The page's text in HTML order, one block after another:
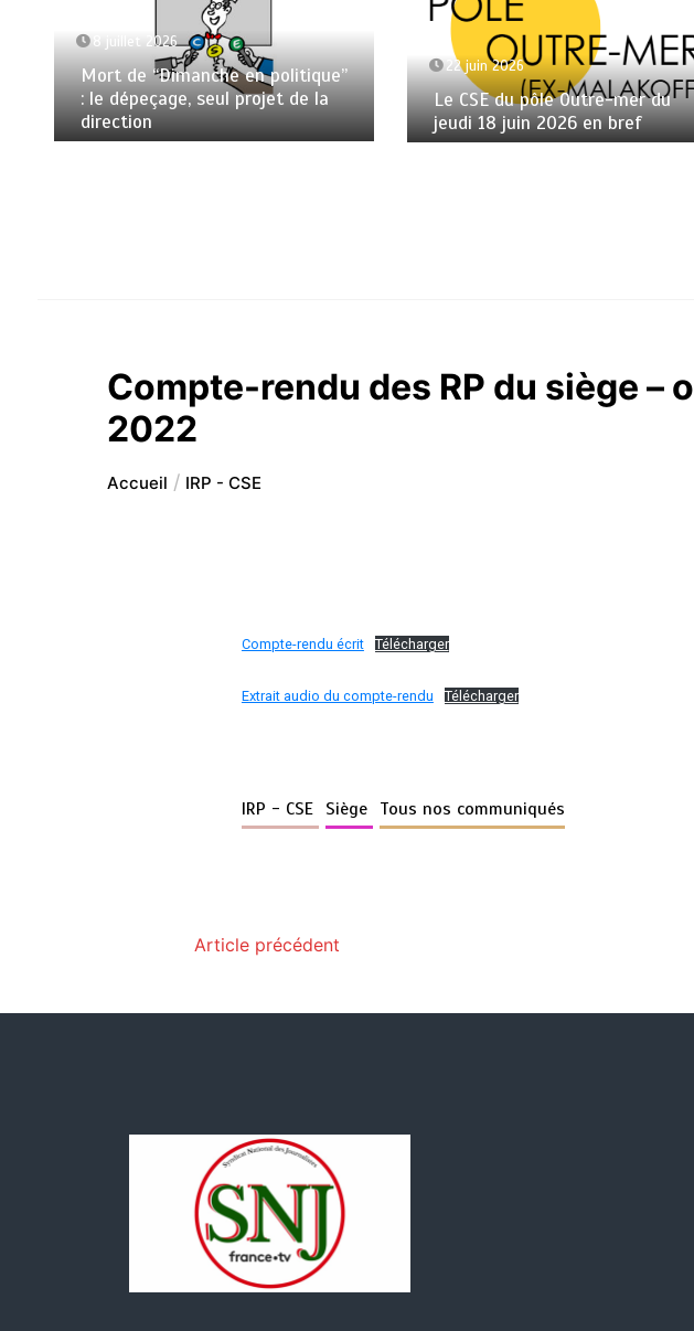
8 juillet 2026
Mort de “Dimanche en politique”
: le dépeçage, seul projet de la
direction
22 juin 2026
Le CSE du pôle Outre-mer du
jeudi 18 juin 2026 en bref
Compte-rendu des RP du siège –
2022
Accueil IRP - CSE
Compte-rendu écrit Télécharger
Extrait audio du compte-rendu Télécharger
IRP - CSE Siège Tous nos communiqués
Article précédent